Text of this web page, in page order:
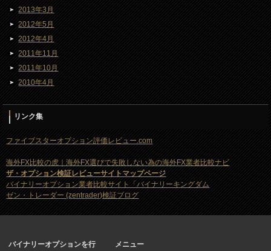
2013年3月
2012年5月
2012年4月
2011年11月
2011年10月
2010年4月
リンク集
ファイブスターオプション評価レビュー.com
海外FX比較の虎｜海外FX選びで失敗しない為の海外FX業者比較ナビ
ザ・オプション検証レビューサイトマップページ
バイナリーオプション業者比較サイト「バイナリーキングダム
ゼン・トレーダー (zentrader)検証ブログ
バイナリーオプションを行
メニュー